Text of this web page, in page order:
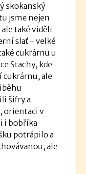
skokanský
jsme nejen
také viděli
slať - velké
cukrárnu u
Stachy, kde
cukrárnu, ale
šifry a
orientaci v
i bobříka
potrápilo a
ale